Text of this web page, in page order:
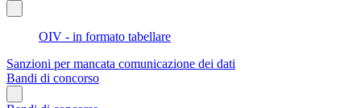
OIV - in formato tabellare
Sanzioni per mancata comunicazione dei dati
Bandi di concorso